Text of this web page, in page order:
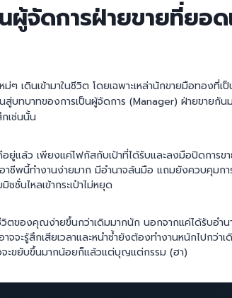
ผู้จัดการฝ่ายขายที่ยอ
เดินเข้ามาในชีวิต โดยเฉพาะเหล่านักขายมือทองที่เ
สู่บทบาทของการเป็นผู้จัดการ (Manager) ฝ่ายขายกัน
เช่นนั้น
ยู่แล้ว เพียงแค่โฟกัสกับเป้าที่ได้รับและลงมือปิดการขา
พนี้ทำงานง่ายมาก มีอำนาจล้นมือ แถมยังควบคุมกา
ชั่นไหลเข้ากระเป๋าไม่หยุด
ตของคุณง่ายขึ้นกว่าเดิมมากนัก นอกจากแค่ได้รับอำ
ะรู้สึกเสียเวลาและหนำซ้ำยังต้องทำงานหนักไปกว่าเ
ะขยับขึ้นมากน้อยก็แล้วแต่บุญแต่กรรม (ฮา)